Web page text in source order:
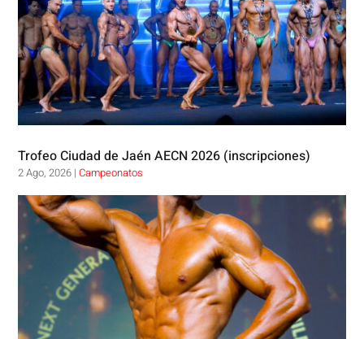
Trofeo Ciudad de Jaén AECN 2026 (inscripciones)
2 Ago, 2026 |Campeonatos